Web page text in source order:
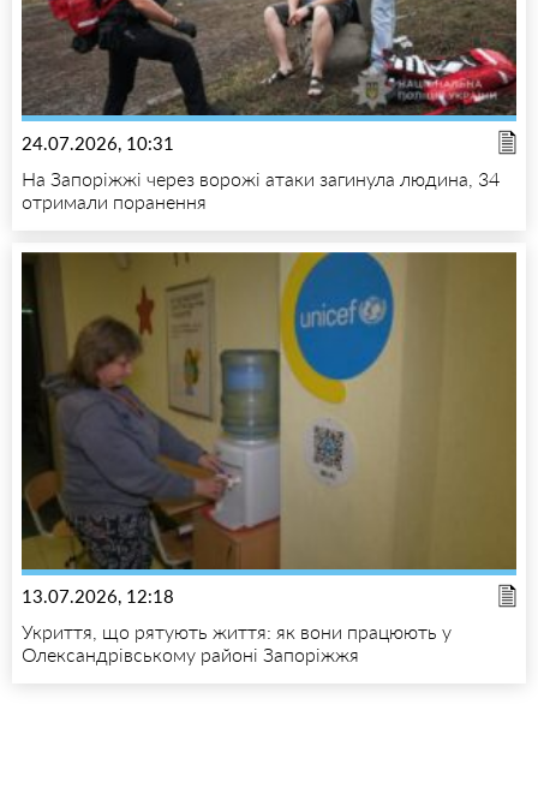
24.07.2026, 10:31
На Запоріжжі через ворожі атаки загинула людина, 34
отримали поранення
13.07.2026, 12:18
Укриття, що рятують життя: як вони працюють у
Олександрівському районі Запоріжжя